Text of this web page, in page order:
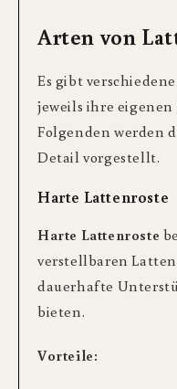
Arten von
Es gibt
jeweils ihre
Folgenden werden
Detail vorgestellt.
Harte Lattenroste
Harte Lattenroste
verstellbaren
dauerhafte
bieten.
Vorteile: